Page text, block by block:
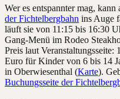
Wer es entspannter mag, kann
der Fichtelbergbahn ins Auge
läuft sie von 11:15 bis 16:30
Gang-Menü im Rodeo
Preis laut
Euro für Kinder von 6 bis 14
in Oberwiesenthal (Karte).
Buchungsseite der